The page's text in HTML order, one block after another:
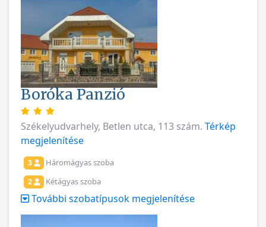
Boróka Panzió
Székelyudvarhely, Betlen utca, 113 szám. Térkép
megjelenítése
3 Háromágyas szoba
2 Kétágyas szoba
További szobatípusok megjelenítése